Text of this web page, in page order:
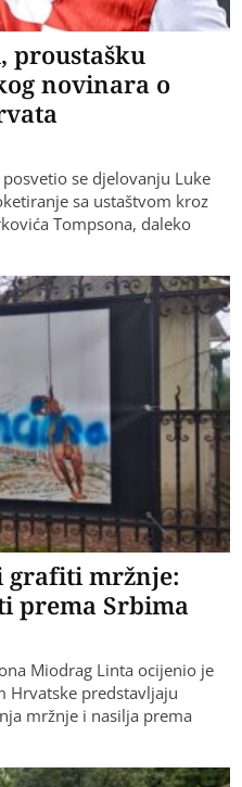
proustašku
novinara o
posvetio se djelovanju Luke
sa ustaštvom kroz
Tompsona, daleko
grafiti mržnje:
prema Srbima
Miodrag Linta ocijenio je
Hrvatske predstavljaju
mržnje i nasilja prema